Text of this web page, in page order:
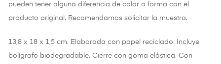
pueden tener alguna diferencia de color o forma con el
producto original. Recomendamos solicitar la muestra.
13,8 x 18 x 1,5 cm. Elaborada con papel reciclado. Incluye
bolígrafo biodegradable. Cierre con goma elástica. Con